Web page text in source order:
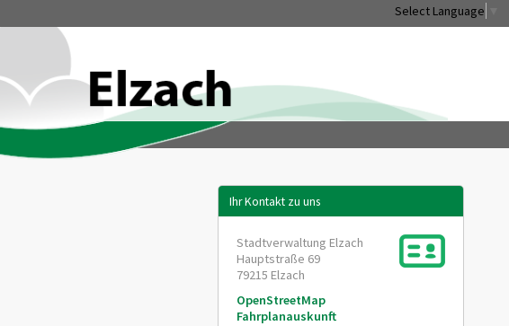
Select Language
Ihr Kontakt zu uns
Stadtverwaltung Elzach
Hauptstraße 69
79215 Elzach
OpenStreetMap
Fahrplanauskunft